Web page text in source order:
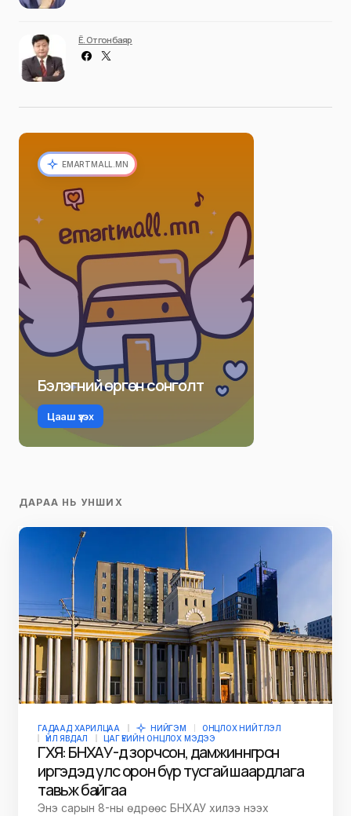
Ё. Отгонбаяр
EMARTMALL.MN
Бэлэгний өргөн сонголт
Цааш үзэх
ДАРАА НЬ УНШИХ
ГАДААД ХАРИЛЦАА НИЙГЭМ
ОНЦЛОХ НИЙТЛЭЛ
ҮЙЛ ЯВДАЛ
ЦАГ ҮЕИЙН ОНЦЛОХ МЭДЭЭ
ГХЯ: БНХАУ-д зорчсон, дамжин өнгөрсөн
иргэдэд улс орон бүр тусгай шаардлага
тавьж байгаа
Энэ сарын 8-ны өдрөөс БНХАУ хилээ нээх